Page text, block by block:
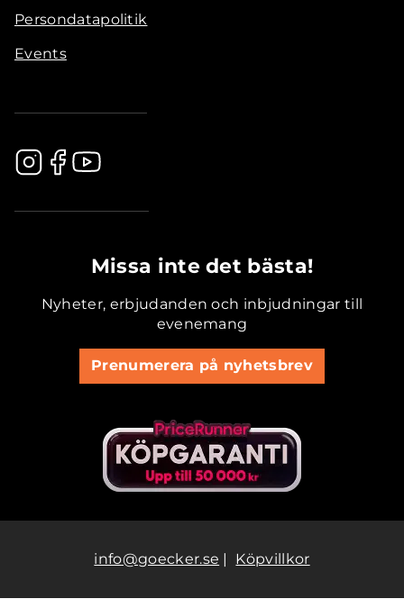
Persondatapolitik
Events
Missa inte det bästa!
Nyheter, erbjudanden och inbjudningar till
evenemang
Prenumerera på nyhetsbrev
info@goecker.se | Köpvillkor